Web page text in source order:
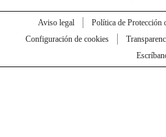
Aviso legal Política de Protección
Configuración de cookies